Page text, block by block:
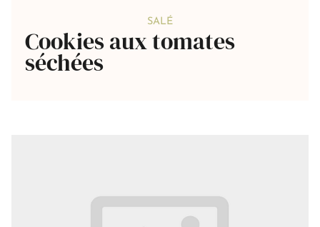
SALÉ
Cookies aux tomates
séchées